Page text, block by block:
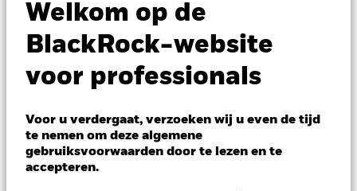
Welkom op de
BlackRock-website
voor professionals
Voor u verdergaat, verzoeken wij u even de tijd
te nemen om deze algemene
gebruiksvoorwaarden door te lezen en te
accepteren.
Index Fund (LU)
NAV per 06/aug/2026
USD 128,32